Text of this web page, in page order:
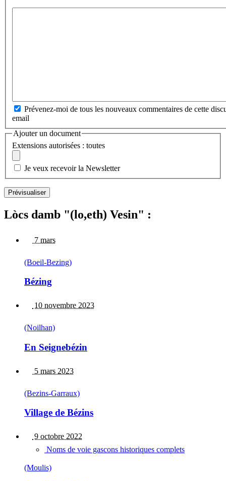
Prévenez-moi de tous les nouveaux commentaires de cette
email
Ajouter un document
Extensions autorisées : toutes
Je veux recevoir la Newsletter
Lòcs damb "(lo,eth) Vesin" :
7 mars
(Boeil-Bezing)
Bézing
10 novembre 2023
(Noilhan)
En Seignebézin
5 mars 2023
(Bezins-Garraux)
Village de Bézins
9 octobre 2022
Noms de voie gascons historiques complets
(Moulis)